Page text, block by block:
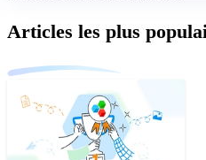
Articles les plus